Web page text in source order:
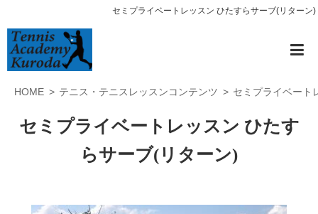
セミプライベートレッスン ひたすらサーブ(リターン)
HOME テニス・テニスレッスンコンテンツ セミプライベート
セミプライベートレッスン ひたす
らサーブ(リターン)